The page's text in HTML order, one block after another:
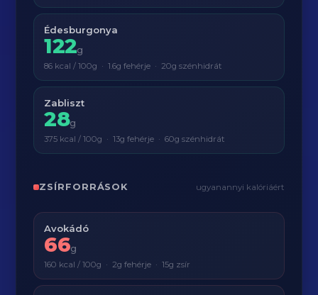
Édesburgonya
122g
86 kcal / 100g · 1.6g fehérje · 20g szénhidrát
Zabliszt
28g
375 kcal / 100g · 13g fehérje · 60g szénhidrát
ZSÍRFORRÁSOK ugyanannyi kalóriáért
Avokádó
66g
160 kcal / 100g · 2g fehérje · 15g zsír